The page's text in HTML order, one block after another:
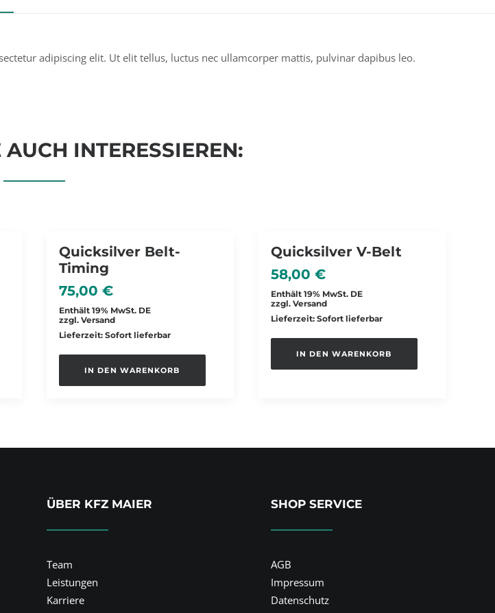
adipiscing elit. Ut elit tellus, luctus nec ullamcorper mattis, pulvinar dapibus leo.
INTERESSIEREN:
Quicksilver Belt-
Timing
75,00 €
Enthält 19% MwSt. DE
zzgl. Versand
Lieferzeit: Sofort lieferbar
IN DEN WARENKORB
Quicksilver V-Belt
58,00 €
Enthält 19% MwSt. DE
zzgl. Versand
Lieferzeit: Sofort lieferbar
IN DEN WARENKORB
ÜBER KFZ MAIER
Team
Leistungen
Karriere
SHOP SERVICE
AGB
Impressum
Datenschutz